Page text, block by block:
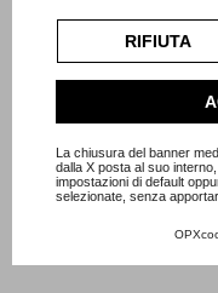
dell'utente e, se
per personalizzare
informazioni su
politica
Consulta
RIFIUTA
La chiusura del banner
dalla X posta al suo
impostazioni di default
selezionate, senza
Luminor Marina
Referenza
Prezzo
4.600,00 €